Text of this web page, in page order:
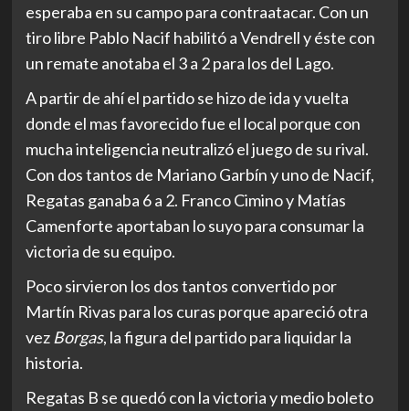
esperaba en su campo para contraatacar. Con un
tiro libre Pablo Nacif habilitó a Vendrell y éste con
un remate anotaba el 3 a 2 para los del Lago.
A partir de ahí el partido se hizo de ida y vuelta
donde el mas favorecido fue el local porque con
mucha inteligencia neutralizó el juego de su rival.
Con dos tantos de Mariano Garbín y uno de Nacif,
Regatas ganaba 6 a 2. Franco Cimino y Matías
Camenforte aportaban lo suyo para consumar la
victoria de su equipo.
Poco sirvieron los dos tantos convertido por
Martín Rivas para los curas porque apareció otra
vez Borgas, la figura del partido para liquidar la
historia.
Regatas B se quedó con la victoria y medio boleto